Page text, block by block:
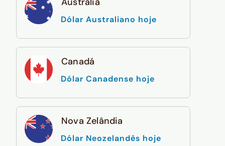
Dólar Australiano hoje
Canadá
Dólar Canadense hoje
Nova Zelândia
Dólar Neozelandês hoje